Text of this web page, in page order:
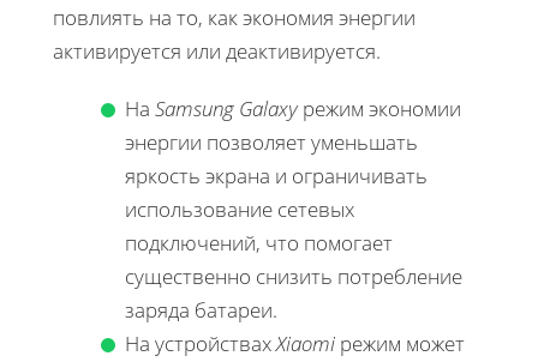
повлиять на то, как экономия энергии
активируется или деактивируется.
На Samsung Galaxyрежим экономии
энергии позволяет уменьшать
яркость экрана и ограничивать
использование сетевых
подключений, что помогает
существенно снизить потребление
заряда батареи.
На устройствахXiaomi режим может